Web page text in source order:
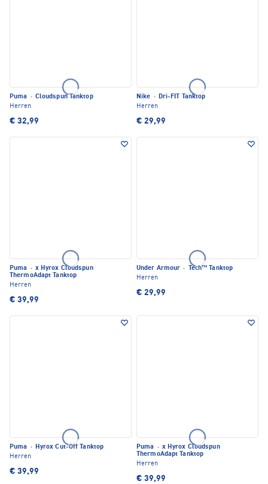
Puma · Cloudspun Tanktop
Herren
€ 32,99
Nike · Dri-FIT Tanktop
Herren
€ 29,99
Puma · x Hyrox Cloudspun
ThermoAdapt Tanktop
Herren
€ 39,99
Under Armour ·
Tech™ Tanktop
Herren
€ 29,99
Puma · Hyrox Cut-Off Tanktop
Herren
€ 39,99
Puma · x Hyrox Cloudspun
ThermoAdapt Tanktop
Herren
€ 39,99